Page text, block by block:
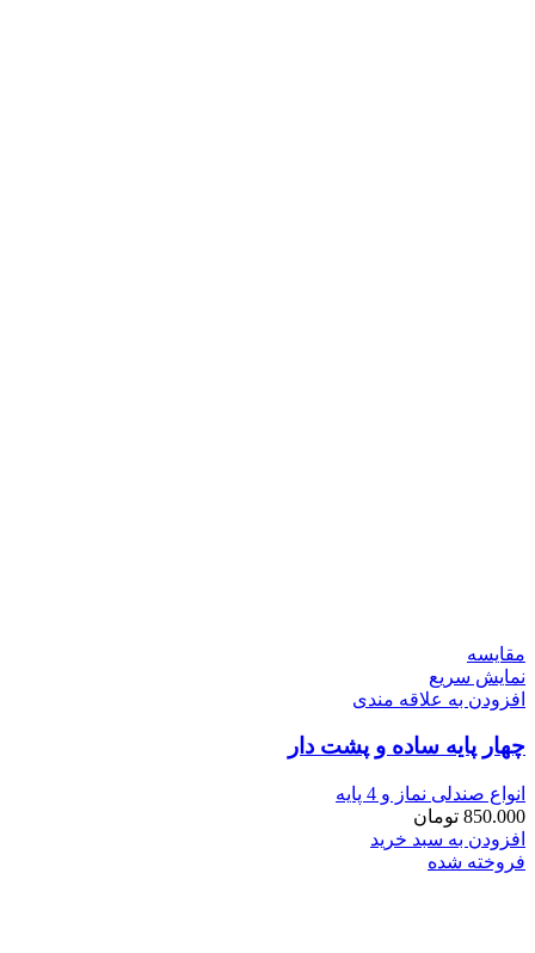
مقايسه
نمایش سریع
افزودن به علاقه مندی
چهار پايه ساده و پشت دار
انواع صندلی نماز و 4 پایه
850.000 تومان
افزودن به سبد خرید
فروخته شده